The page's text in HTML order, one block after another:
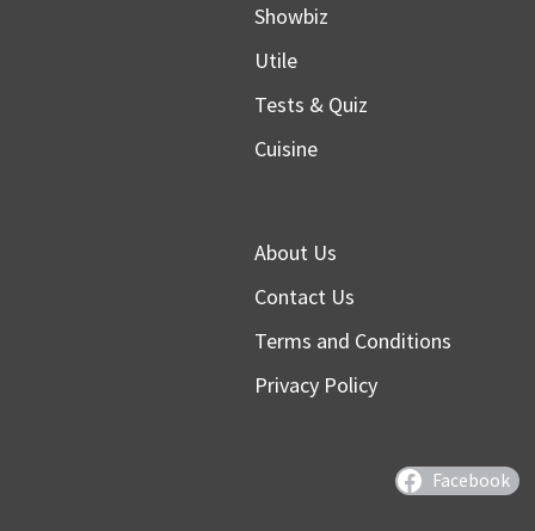
Showbiz
Utile
Tests & Quiz
Cuisine
About Us
Contact Us
Terms and Conditions
Privacy Policy
Facebook